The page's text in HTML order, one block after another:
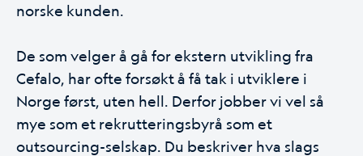
norske kunden.
De som velger å gå for ekstern utvikling fra
Cefalo, har ofte forsøkt å få tak i utviklere i
Norge først, uten hell. Derfor jobber vi vel så
mye som et rekrutteringsbyrå som et
outsourcing-selskap. Du beskriver hva slags